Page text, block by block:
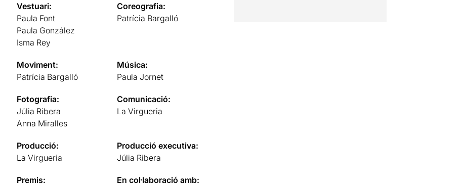
Vestuari:
Paula Font
Paula González
Isma Rey
Coreografia:
Patrícia Bargalló
Moviment:
Patrícia Bargalló
Música:
Paula Jornet
Fotografia:
Júlia Ribera
Anna Miralles
Comunicació:
La Virgueria
Producció:
La Virgueria
Producció executiva:
Júlia Ribera
Premis:
En col·laboració amb: